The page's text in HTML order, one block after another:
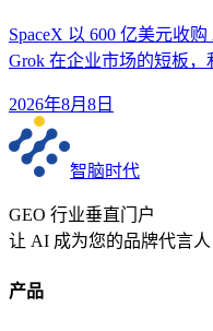
SpaceX 以 600 亿美元收
Grok 在企业市场的短板，
2026年8月8日
智脑时代
GEO 行业垂直门户
让 AI 成为您的品牌代言人
产品